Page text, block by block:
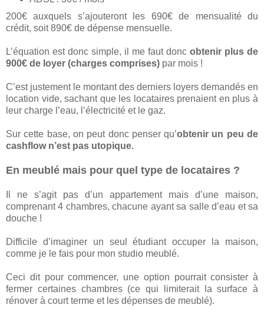
200€ auxquels s’ajouteront les 690€ de mensualité du
crédit, soit 890€ de dépense mensuelle.
L’équation est donc simple, il me faut donc obtenir plus de
900€ de loyer (charges comprises) par mois !
C’est justement le montant des derniers loyers demandés en
location vide, sachant que les locataires prenaient en plus à
leur charge l’eau, l’électricité et le gaz.
Sur cette base, on peut donc penser qu’obtenir un peu de
cashflow n’est pas utopique.
En meublé mais pour quel type de locataires ?
Il ne s’agit pas d’un appartement mais d’une maison,
comprenant 4 chambres, chacune ayant sa salle d’eau et sa
douche !
Difficile d’imaginer un seul étudiant occuper la maison,
comme je le fais pour mon studio meublé.
Ceci dit pour commencer, une option pourrait consister à
fermer certaines chambres (ce qui limiterait la surface à
rénover à court terme et les dépenses de meublé).